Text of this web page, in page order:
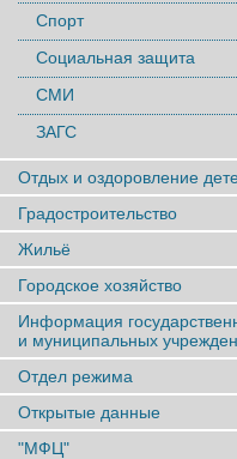
Спорт
Социальная защита
СМИ
ЗАГС
Отдых и оздоровление
Градостроительство
Жильё
Городское хозяйство
Информация
и муниципальных
Отдел режима
Открытые данные
"МФЦ"